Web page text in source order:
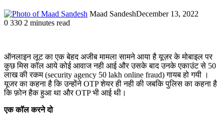
Maad SandeshDecember 13, 2022
0 330 2 minutes read
ऑनलाइन लूट का एक बेहद अजीब मामला सामने आया है यूज़र के मोबाइल पर
कुछ मिस कॉल आये कोई आवाज नही आई और उसके बाद उनके एकाउंट से 50
लाख की रकम (security agency 50 lakh online fraud) गायब हो गयी ।
यूजर का कहना है कि उन्होंने OTP शेयर ही नही की जबकि पुलिस का कहना है
कि फ़ोन हैक हुआ था और OTP भी आई थी।
एक कॉल करने दो